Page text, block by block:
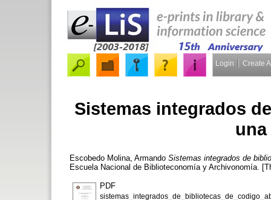
Login Create
Sistemas integrados
Escobedo Molina, Armando Sistemas integrados de
Escuela Nacional de Biblioteconomía y Archivonomía.
PDF